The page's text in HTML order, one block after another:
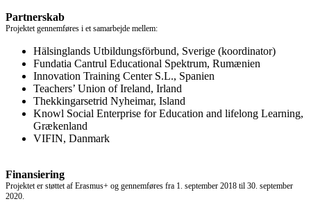
Partnerskab
Projektet gennemføres i et samarbejde mellem:
Hälsinglands Utbildungsförbund, Sverige (koordinator)
Fundatia Cantrul Educational Spektrum, Rumænien
Innovation Training Center S.L., Spanien
Teachers’ Union of Ireland, Irland
Thekkingarsetrid Nyheimar, Island
Knowl Social Enterprise for Education and lifelong Learning,
Grækenland
VIFIN, Danmark
Finansiering
Projektet er støttet af Erasmus+ og gennemføres fra 1. september 2018 til 30. september
2020.